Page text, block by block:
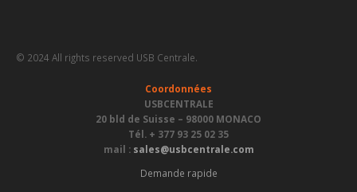
© 2024 All rights reserved USB Centrale.
Coordonnées
USBCENTRALE
20 bld de Suisse – 98000 MONACO
Tél. + 377 93 25 02 35
mail : sales@usbcentrale.com
Demande rapide